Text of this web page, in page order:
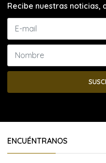
Recibe nuestras noticias,
ENCUÉNTRANOS